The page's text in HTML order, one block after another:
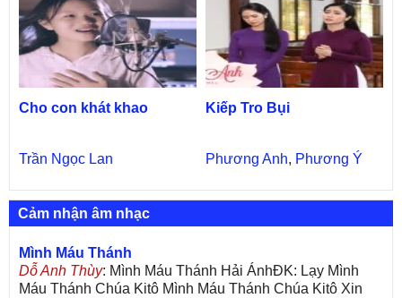
Cho con khát khao
Trần Ngọc Lan
Kiếp Tro Bụi
Phương Anh, Phương Ý
Cảm nhận âm nhạc
Mình Máu Thánh
Dỗ Anh Thùy: Mình Máu Thánh Hải ÁnhĐK: Lạy Mình
Máu Thánh Chúa Kitô Mình Máu Thánh Chúa Kitô Xin